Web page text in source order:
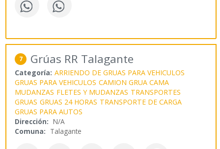
7 Grúas RR Talagante
Categoría: ARRIENDO DE GRUAS PARA VEHICULOS
GRUAS PARA VEHICULOS CAMION GRUA CAMA
MUDANZAS FLETES Y MUDANZAS TRANSPORTES
GRUAS GRUAS 24 HORAS TRANSPORTE DE CARGA
GRUAS PARA AUTOS
Dirección: N/A
Comuna: Talagante